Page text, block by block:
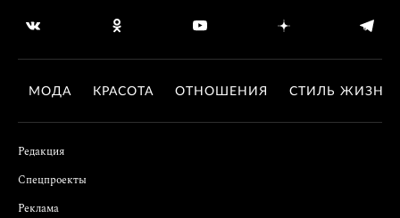
МОДА КРАСОТА ОТНОШЕНИЯ СТИЛЬ ЖИЗНИ
Редакция
Спецпроекты
Реклама